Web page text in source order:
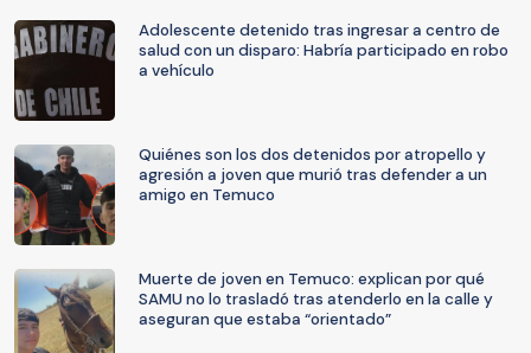
Adolescente detenido tras ingresar a centro de
salud con un disparo: Habría participado en robo
a vehículo
Quiénes son los dos detenidos por atropello y
agresión a joven que murió tras defender a un
amigo en Temuco
Muerte de joven en Temuco: explican por qué
SAMU no lo trasladó tras atenderlo en la calle y
aseguran que estaba “orientado”